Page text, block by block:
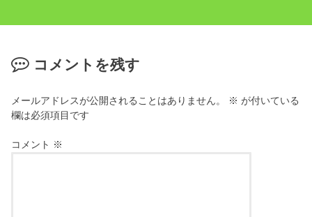
コメントを残す
メールアドレスが公開されることはありません。 ※ が付いている
欄は必須項目です
コメント ※